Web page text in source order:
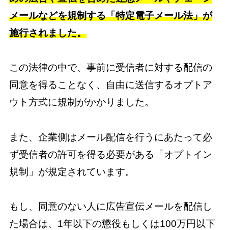
メールなどを規制する「特定電子メール法」が
施行されました。
この法律の中で、事前に受信者に対する配信の
同意を得ることなく、自由に送信するオプトア
ウト方式に規制がかかりました。
また、企業側はメール配信を行うにあたって必
ず受信者の許可を得る必要がある「オプトイン
規制」が規定されています。
もし、同意のない人に広告宣伝メールを配信し
た場合は、1年以下の懲役もしくは100万円以下